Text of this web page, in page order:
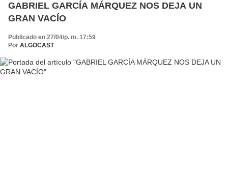
GABRIEL GARCÍA MÁRQUEZ NOS DEJA UN
GRAN VACÍO
Publicado en 27/04/p. m. 17:59
Por ALGOCAST